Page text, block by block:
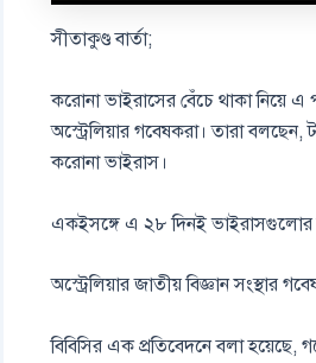
সীতাকুণ্ড বার্তা;
করোনা ভাইরাসের বেঁচে থাকা নিয়ে
অস্ট্রেলিয়ার গবেষকরা। তারা বলছেন,
করোনা ভাইরাস।
একইসঙ্গে এ ২৮ দিনই ভাইরাসগুলোর
অস্ট্রেলিয়ার জাতীয় বিজ্ঞান সংস্থার
বিবিসির এক প্রতিবেদনে বলা হয়েছে,